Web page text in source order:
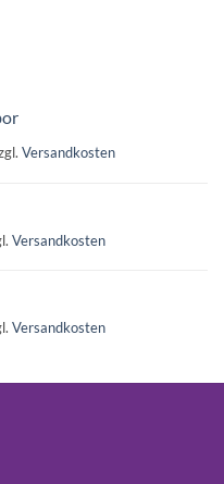
Versandkosten
Versandkosten
Versandkosten